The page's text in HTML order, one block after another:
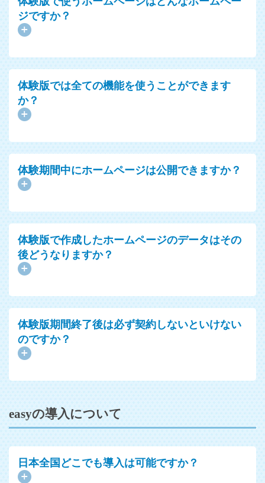
ジですか？
体験版では全ての機能を使うことができます
か？
体験期間中にホームページは公開できますか？
体験版で作成したホームページのデータはその
後どうなりますか？
体験版期間終了後は必ず契約しないといけない
のですか？
easyの導入について
日本全国どこでも導入は可能ですか？